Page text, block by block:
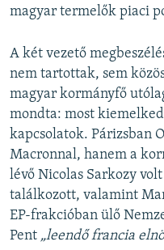
magyar termelők piaci
A két vezető
nem tartottak, sem
magyar kormányfő
mondta: most
kapcsolatok. Párizsban
Macronnal, hanem a
lévő Nicolas Sarkozy
találkozott, valamint
EP-frakcióban ülő
Pent „leendő francia